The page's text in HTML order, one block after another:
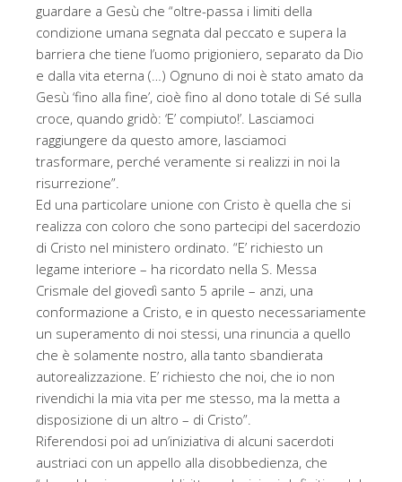
guardare a Gesù che “oltre-passa i limiti della
condizione umana segnata dal peccato e supera la
barriera che tiene l’uomo prigioniero, separato da Dio
e dalla vita eterna (…) Ognuno di noi è stato amato da
Gesù ‘fino alla fine’, cioè fino al dono totale di Sé sulla
croce, quando gridò: ‘E’ compiuto!’. Lasciamoci
raggiungere da questo amore, lasciamoci
trasformare, perché veramente si realizzi in noi la
risurrezione”.
Ed una particolare unione con Cristo è quella che si
realizza con coloro che sono partecipi del sacerdozio
di Cristo nel ministero ordinato. “E’ richiesto un
legame interiore – ha ricordato nella S. Messa
Crismale del giovedì santo 5 aprile – anzi, una
conformazione a Cristo, e in questo necessariamente
un superamento di noi stessi, una rinuncia a quello
che è solamente nostro, alla tanto sbandierata
autorealizzazione. E’ richiesto che noi, che io non
rivendichi la mia vita per me stesso, ma la metta a
disposizione di un altro – di Cristo”.
Riferendosi poi ad un’iniziativa di alcuni sacerdoti
austriaci con un appello alla disobbedienza, che